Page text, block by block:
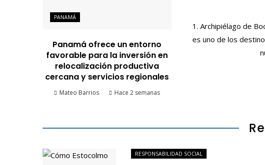
1. Archipiélago de
es uno de los
PANAMÁ
Panamá ofrece un entorno
favorable para la inversión en
relocalización productiva
cercana y servicios regionales
Mateo Barrios Hace 2 semanas
RESPONSABILIDAD SOCIAL